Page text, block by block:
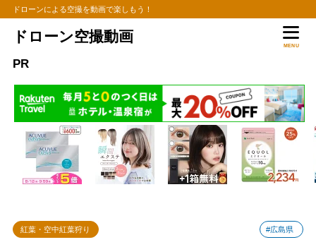
ドローンによる空撮を動画で楽しもう！
ドローン空撮動画
MENU
PR
紅葉・空中紅葉狩り #広島県